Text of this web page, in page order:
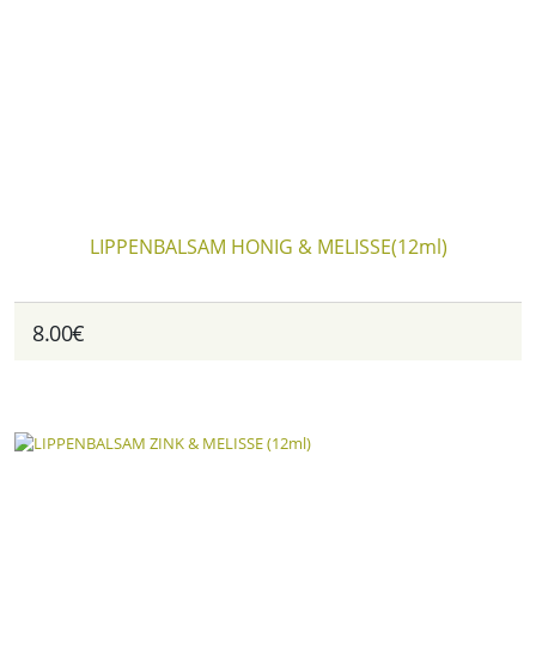
LIPPENBALSAM HONIG & MELISSE(12ml)
8.00€